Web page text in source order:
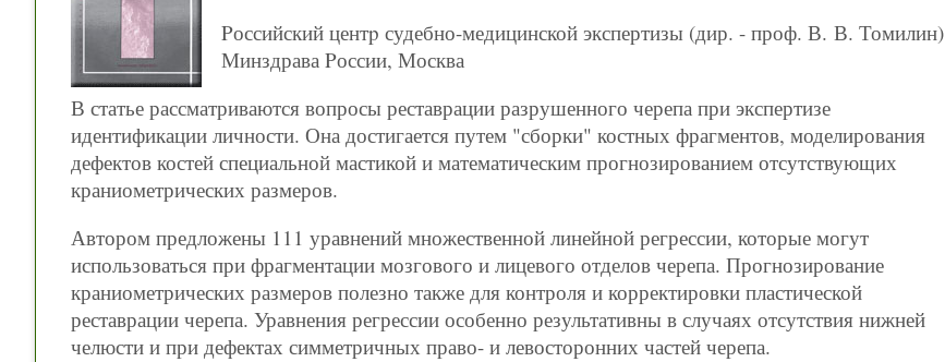
Pоссийский центp судебно-медицинской экспертизы (дир. - проф. В. В. Томилин)
Минздрава Pоссии, Москва
В статье рассматриваются вопросы реставрации разрушенного черепа при экспертизе
идентификации личности. Она достигается путем "сборки" костных фрагментов, моделирования
дефектов костей специальной мастикой и математическим прогнозированием отсутствующих
краниометрических размеров.
Автором предложены 111 уравнений множественной линейной регрессии, которые могут
использоваться при фрагментации мозгового и лицевого отделов черепа. Прогнозирование
краниометрических размеров полезно также для контроля и корректировки пластической
реставрации черепа. Уравнения регрессии особенно результативны в случаях отсутствия нижней
челюсти и при дефектах симметричных право- и левосторонних частей черепа.